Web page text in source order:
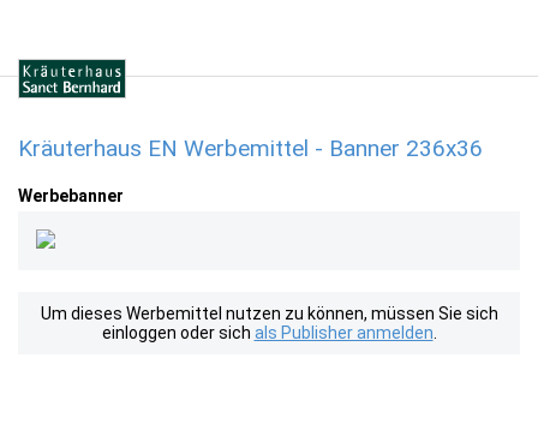
Kräuterhaus EN Werbemittel - Banner 236x36
Werbebanner
Um dieses Werbemittel nutzen zu können, müssen Sie sich
einloggen oder sich als Publisher anmelden